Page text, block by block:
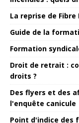
La reprise de
Guide de la
Formation
Droit de retrait :
droits ?
Des flyers et des
l'enquête canicule
Point d'indice des